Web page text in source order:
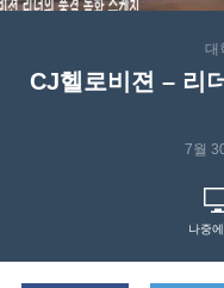
대
CJ헬로비젼 – 리
7월
나중